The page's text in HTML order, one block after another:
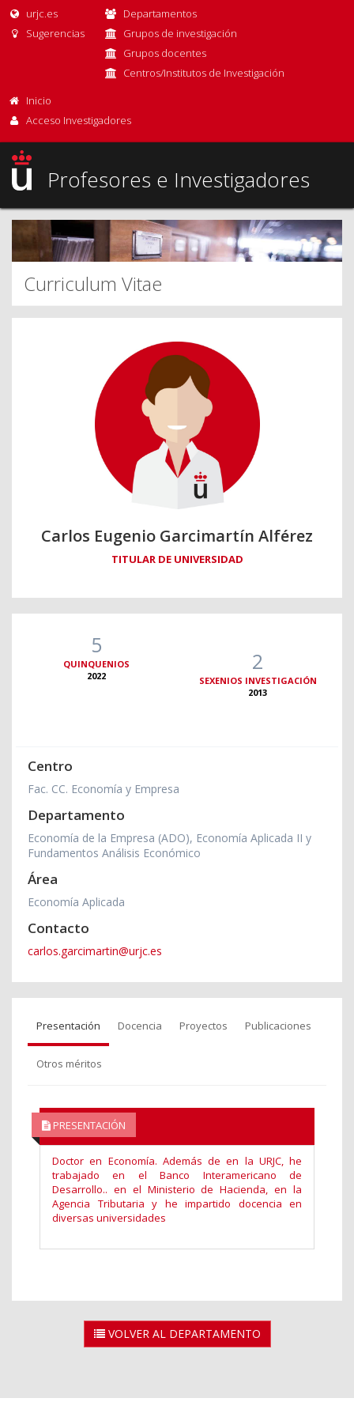
urjc.es
Sugerencias
Departamentos
Grupos de investigación
Grupos docentes
Centros/Institutos de Investigación
Inicio
Acceso Investigadores
Profesores e Investigadores
Curriculum Vitae
Carlos Eugenio Garcimartín Alférez
TITULAR DE UNIVERSIDAD
5
QUINQUENIOS
2022
2
SEXENIOS INVESTIGACIÓN
2013
Centro
Fac. CC. Economía y Empresa
Departamento
Economía de la Empresa (ADO), Economía Aplicada II y
Fundamentos Análisis Económico
Área
Economía Aplicada
Contacto
carlos.garcimartin@urjc.es
Presentación Docencia Proyectos Publicaciones
Otros méritos
PRESENTACIÓN
Doctor en Economía. Además de en la URJC, he
trabajado en el Banco Interamericano de
Desarrollo.. en el Ministerio de Hacienda, en la
Agencia Tributaria y he impartido docencia en
diversas universidades
VOLVER AL DEPARTAMENTO